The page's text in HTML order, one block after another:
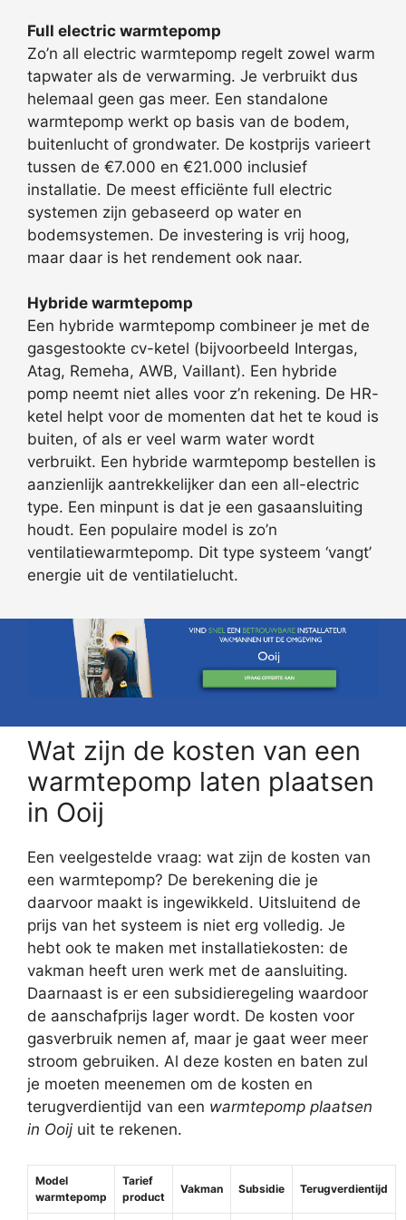
Full electric warmtepomp
Zo’n all electric warmtepomp regelt zowel warm
tapwater als de verwarming. Je verbruikt dus
helemaal geen gas meer. Een standalone
warmtepomp werkt op basis van de bodem,
buitenlucht of grondwater. De kostprijs varieert
tussen de €7.000 en €21.000 inclusief
installatie. De meest efficiënte full electric
systemen zijn gebaseerd op water en
bodemsystemen. De investering is vrij hoog,
maar daar is het rendement ook naar.
Hybride warmtepomp
Een hybride warmtepomp combineer je met de
gasgestookte cv-ketel (bijvoorbeeld Intergas,
Atag, Remeha, AWB, Vaillant). Een hybride
pomp neemt niet alles voor z’n rekening. De HR-
ketel helpt voor de momenten dat het te koud is
buiten, of als er veel warm water wordt
verbruikt. Een hybride warmtepomp bestellen is
aanzienlijk aantrekkelijker dan een all-electric
type. Een minpunt is dat je een gasaansluiting
houdt. Een populaire model is zo’n
ventilatiewarmtepomp. Dit type systeem ‘vangt’
energie uit de ventilatielucht.
Wat zijn de kosten van een
warmtepomp laten plaatsen
in Ooij
Een veelgestelde vraag: wat zijn de kosten van
een warmtepomp? De berekening die je
daarvoor maakt is ingewikkeld. Uitsluitend de
prijs van het systeem is niet erg volledig. Je
hebt ook te maken met installatiekosten: de
vakman heeft uren werk met de aansluiting.
Daarnaast is er een subsidieregeling waardoor
de aanschafprijs lager wordt. De kosten voor
gasverbruik nemen af, maar je gaat weer meer
stroom gebruiken. Al deze kosten en baten zul
je moeten meenemen om de kosten en
terugverdientijd van een warmtepomp plaatsen
in Ooij uit te rekenen.
Model
warmtepomp
Tarief
product
Vakman Subsidie Terugverdientijd